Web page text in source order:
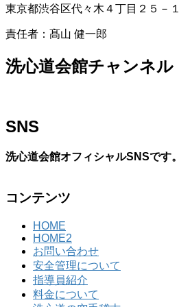
東京都渋谷区代々木４丁目２５－
責任者：髙山 健一郎
洗心道会館チャンネル
SNS
洗心道会館オフィシャルSNSです
コンテンツ
HOME
HOME2
お問い合わせ
安全管理について
指導員紹介
料金について